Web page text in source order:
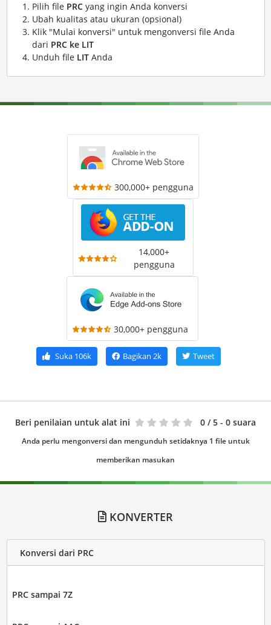
Pilih file PRCyang ingin Anda konversi
Ubah kualitas atau ukuran (opsional)
Klik "Mulai konversi" untuk mengonversi file Anda
dari PRC ke LIT
Unduh file LITAnda
300,000+ pengguna
14,000+
pengguna
30,000+ pengguna
Suka106k Bagikan 2k Tweet
Beri penilaian untuk alat ini 0 / 5 - 0 suara
Anda perlu mengonversi dan mengunduh setidaknya 1 file untuk
memberikan masukan
KONVERTER
Konversi dari PRC
PRC sampai 7Z